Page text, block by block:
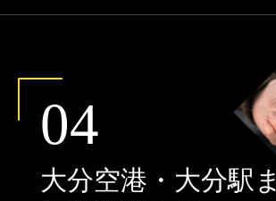
04
大分空港・大分駅